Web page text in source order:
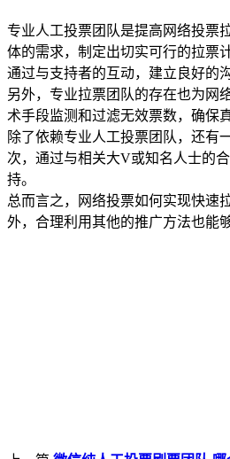
专业人工投票团队是提高网络投票
体的需求，制定出切实可行的拉票
通过与支持者的互动，建立良好的
另外，专业拉票团队的存在也为网
术手段监测和过滤无效票数，确保
除了依赖专业人工投票团队，还有
次，通过与相关大V或知名人士的
持。
总而言之，网络投票如何实现快速
外，合理利用其他的推广方法也能